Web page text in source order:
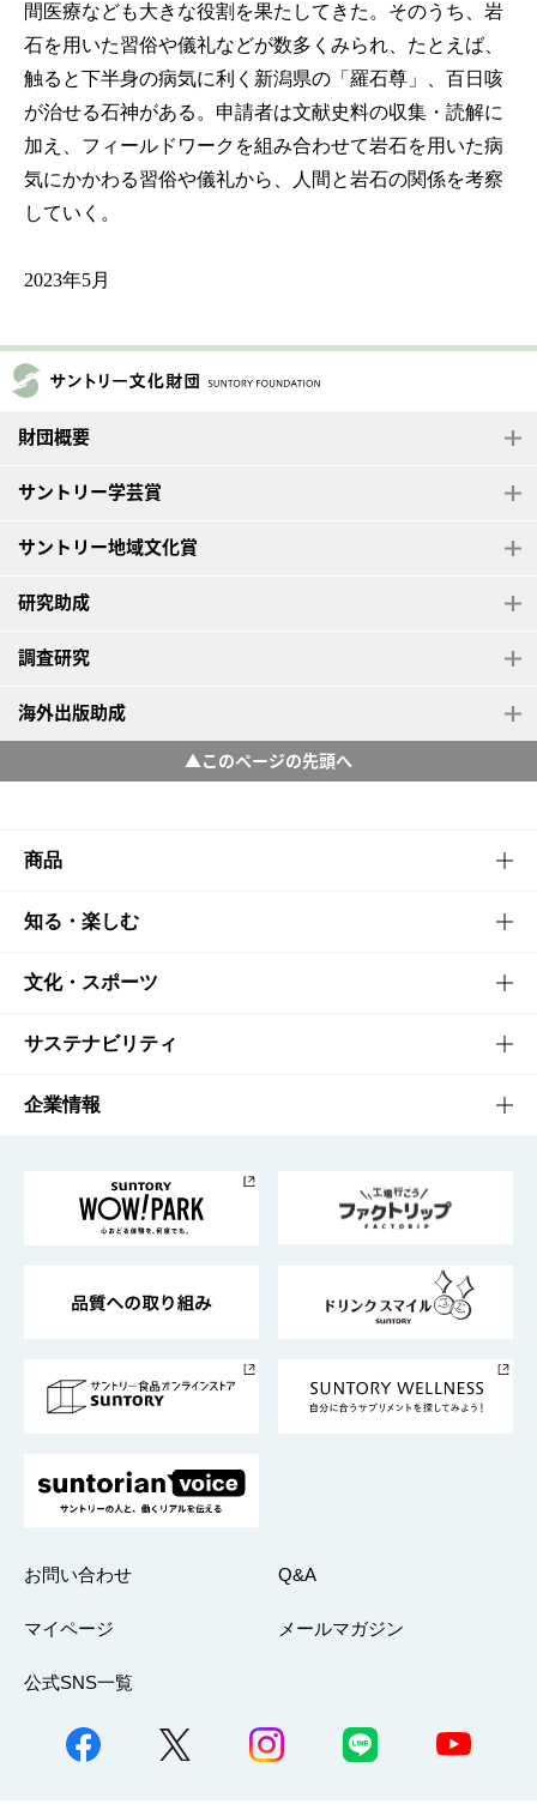
間医療なども大きな役割を果たしてきた。そのうち、岩
石を用いた習俗や儀礼などが数多くみられ、たとえば、
触ると下半身の病気に利く新潟県の「羅石尊」、百日咳
が治せる石神がある。申請者は文献史料の収集・読解に
加え、フィールドワークを組み合わせて岩石を用いた病
気にかかわる習俗や儀礼から、人間と岩石の関係を考察
していく。
2023年5月
財団概要
サントリー学芸賞
サントリー地域文化賞
研究助成
調査研究
海外出版助成
▲このページの先頭へ
商品
商品TOP
商品一覧
商品発売情報
栄養成分一覧
知る・楽しむ
知る・楽しむTOP
キャンペーン
工場見学
地域情報
文化・スポーツ
文化・スポーツTOP
サントリーホール
サントリーサンバーズ大阪
サステナビリティ
サステナビリティTOP
サントリーが考えるサステナビリティ経営
企業情報
企業概要
採用情報
お問い合わせ Q&A
マイページ メールマガジン
公式SNS一覧